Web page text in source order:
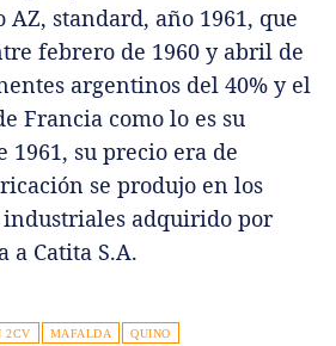
AZ, standard, año 1961, que
febrero de 1960 y abril de
argentinos del 40% y el
Francia como lo es su
1961, su precio era de
se produjo en los
adquirido por
a Catita S.A.
2CV MAFALDA QUINO